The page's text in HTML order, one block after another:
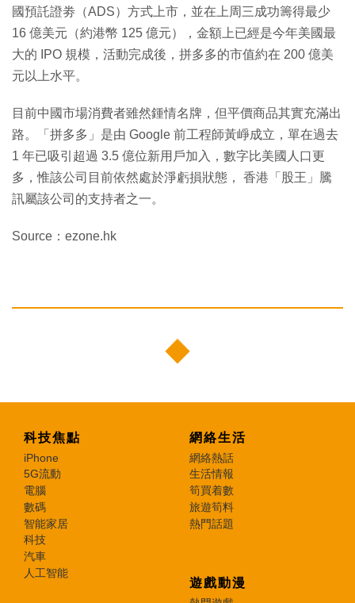
國預託證劵（ADS）方式上市，並在上周三成功籌得最少
16 億美元（約港幣 125 億元），金額上已經是今年美國最
大的 IPO 規模，活動完成後，拼多多的市值約在 200 億美
元以上水平。
目前中國市場消費者雖然鍾情名牌，但平價商品其實充滿出
路。「拼多多」是由 Google 前工程師黃崢成立，單在過去
1 年已吸引超過 3.5 億位新用戶加入，數字比美國人口更
多，惟該公司目前依然處於淨虧損狀態， 香港「股王」騰
訊屬該公司的支持者之一。
Source：ezone.hk
科技焦點
iPhone
5G流動
電腦
數碼
智能家居
科技
汽車
人工智能
網絡生活
網絡熱話
生活情報
筍買着數
旅遊筍料
熱門話題
遊戲動漫